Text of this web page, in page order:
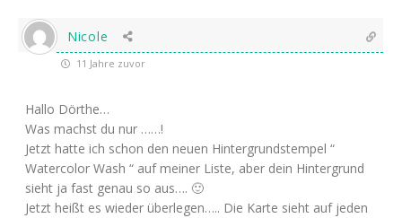
Nicole
11 Jahre zuvor
Hallo Dörthe…
Was machst du nur ……!
Jetzt hatte ich schon den neuen Hintergrundstempel “
Watercolor Wash “ auf meiner Liste, aber dein Hintergrund
sieht ja fast genau so aus…. 🙂
Jetzt heißt es wieder überlegen….. Die Karte sieht auf jeden